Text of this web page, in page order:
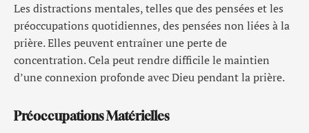
Les distractions mentales, telles que des pensées et les
préoccupations quotidiennes, des pensées non liées à la
prière. Elles peuvent entraîner une perte de
concentration. Cela peut rendre difficile le maintien
d’une connexion profonde avec Dieu pendant la prière.
Préoccupations Matérielles